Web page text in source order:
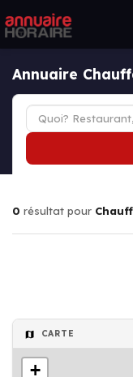
Annuaire
0 résultat pour
CARTE
+